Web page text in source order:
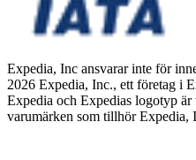
Expedia, Inc ansvarar inte för
2026 Expedia, Inc., ett företag i
Expedia och Expedias logotyp är
varumärken som tillhör Expedia,